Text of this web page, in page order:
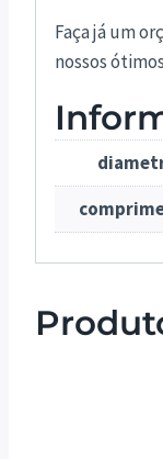
Faça já um
nossos